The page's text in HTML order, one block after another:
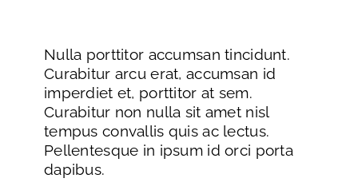
Nulla porttitor accumsan tincidunt.
Curabitur arcu erat, accumsan id
imperdiet et, porttitor at sem.
Curabitur non nulla sit amet nisl
tempus convallis quis ac lectus.
Pellentesque in ipsum id orci porta
dapibus.